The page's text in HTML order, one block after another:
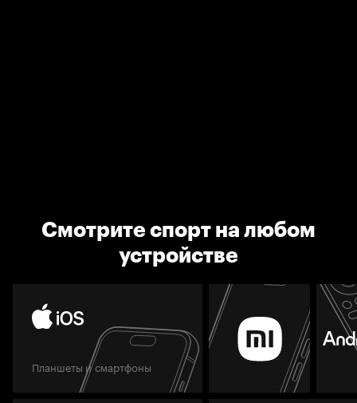
Смотрите спорт на любом
устройстве
Планшеты и смартфоны